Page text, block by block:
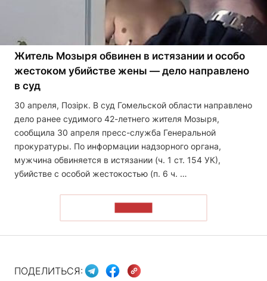
Житель Мозыря обвинен в истязании и особо
жестоком убийстве жены — дело направлено
в суд
30 апреля, Позірк. В суд Гомельской области направлено
дело ранее судимого 42-летнего жителя Мозыря,
сообщила 30 апреля пресс-служба Генеральной
прокуратуры. По информации надзорного органа,
мужчина обвиняется в истязании (ч. 1 ст. 154 УК),
убийстве с особой жестокостью (п. 6 ч. …
ПОДЕЛИТЬСЯ: